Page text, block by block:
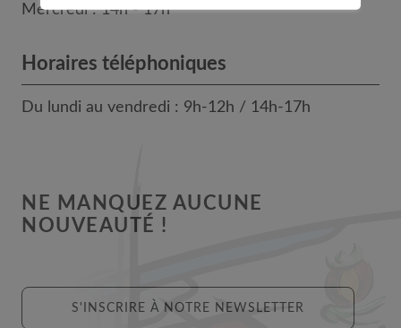
Mercredi : 14h - 17h
Horaires téléphoniques
Du lundi au vendredi : 9h-12h / 14h-17h
NE MANQUEZ AUCUNE
NOUVEAUTÉ !
S'INSCRIRE À NOTRE NEWSLETTER